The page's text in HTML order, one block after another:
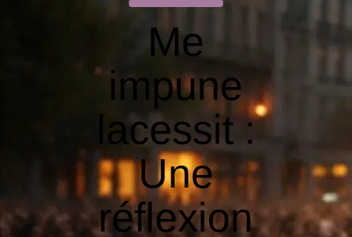
Me
impune
lacessit :
Une
réflexion